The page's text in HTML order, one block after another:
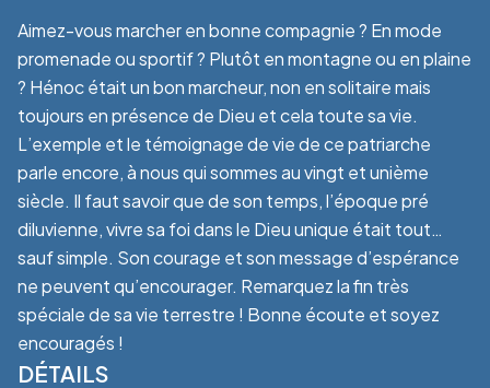
Aimez-vous marcher en bonne compagnie ? En mode
promenade ou sportif ? Plutôt en montagne ou en plaine
? Hénoc était un bon marcheur, non en solitaire mais
toujours en présence de Dieu et cela toute sa vie.
L’exemple et le témoignage de vie de ce patriarche
parle encore, à nous qui sommes au vingt et unième
siècle. Il faut savoir que de son temps, l’époque pré
diluvienne, vivre sa foi dans le Dieu unique était tout…
sauf simple. Son courage et son message d’espérance
ne peuvent qu’encourager. Remarquez la fin très
spéciale de sa vie terrestre ! Bonne écoute et soyez
encouragés !
DÉTAILS